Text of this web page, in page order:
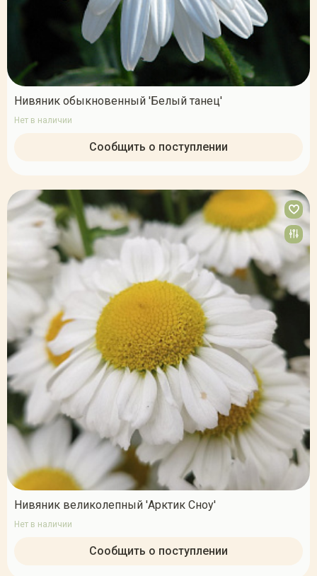
Нивяник обыкновенный 'Белый танец'
Нет в наличии
Сообщить о поступлении
Нивяник великолепный 'Арктик Сноу'
Нет в наличии
Сообщить о поступлении